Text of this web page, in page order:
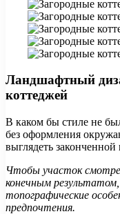
Ландшафтный
коттеджей
В каком бы стиле не
без оформления
выглядеть
Чтобы участок
конечным
топографические
предпочтения.